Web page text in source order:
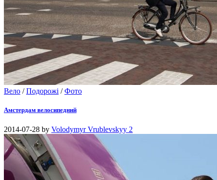
Вело /Подорожі /Фото
Амстердам велосипедний
2014-07-28 by Volodymyr Vrublevskyy 2